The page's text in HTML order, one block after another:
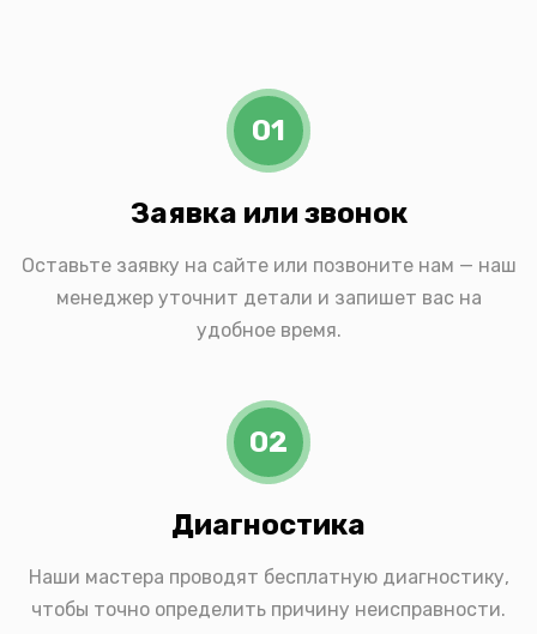
01
Заявка или звонок
Оставьте заявку на сайте или позвоните нам — наш
менеджер уточнит детали и запишет вас на
удобное время.
02
Диагностика
Наши мастера проводят бесплатную диагностику,
чтобы точно определить причину неисправности.